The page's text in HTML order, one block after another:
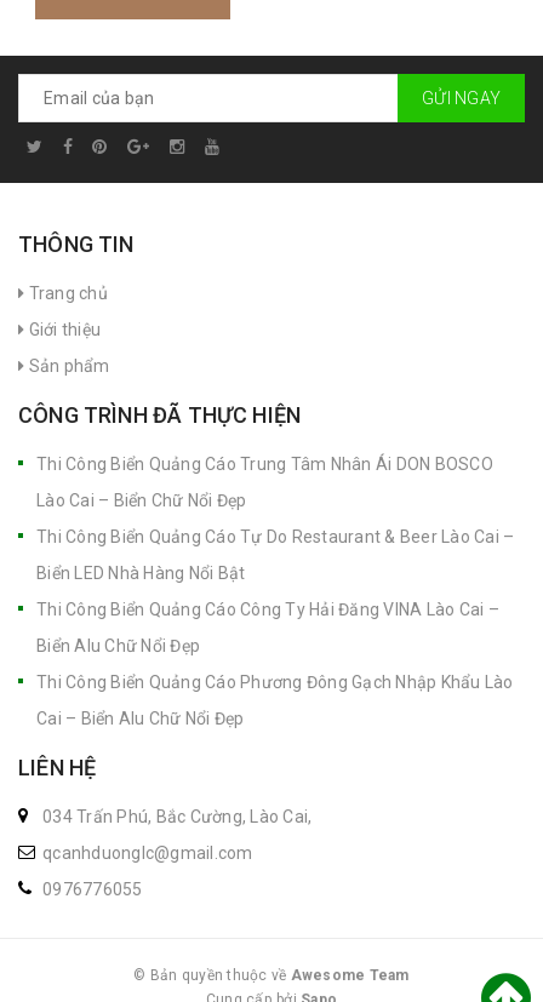
GỬI NGAY
THÔNG TIN
Trang chủ
Giới thiệu
Sản phẩm
CÔNG TRÌNH ĐÃ THỰC HIỆN
Thi Công Biển Quảng Cáo Trung Tâm Nhân Ái DON BOSCO
Lào Cai – Biển Chữ Nổi Đẹp
Thi Công Biển Quảng Cáo Tự Do Restaurant & Beer Lào Cai –
Biển LED Nhà Hàng Nổi Bật
Thi Công Biển Quảng Cáo Công Ty Hải Đăng VINA Lào Cai –
Biển Alu Chữ Nổi Đẹp
Thi Công Biển Quảng Cáo Phương Đông Gạch Nhập Khẩu Lào
Cai – Biển Alu Chữ Nổi Đẹp
LIÊN HỆ
034 Trấn Phú, Bắc Cường, Lào Cai,
qcanhduonglc@gmail.com
0976776055
© Bản quyền thuộc về Awesome Team